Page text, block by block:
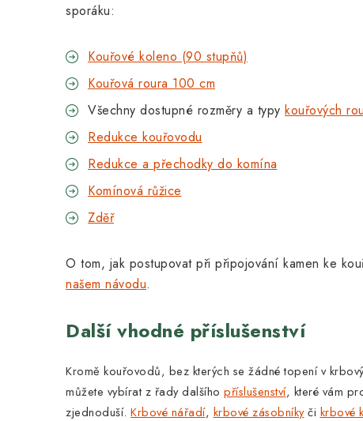
sporáku:
Kouřové koleno (90 stupňů)
Kouřová roura 100 cm
Všechny dostupné rozměry a typy kouřových
Redukce kouřovodu
Redukce a přechodky do komína
Komínová růžice
Zděř
O tom, jak postupovat při připojování kamen ke
našem návodu.
Další vhodné příslušenství
Kromě kouřovodů, bez kterých se žádné topení v
můžete vybírat z řady dalšího příslušenství, které vám
zjednoduší. Krbové nářadí, krbové zásobníkyči krbové